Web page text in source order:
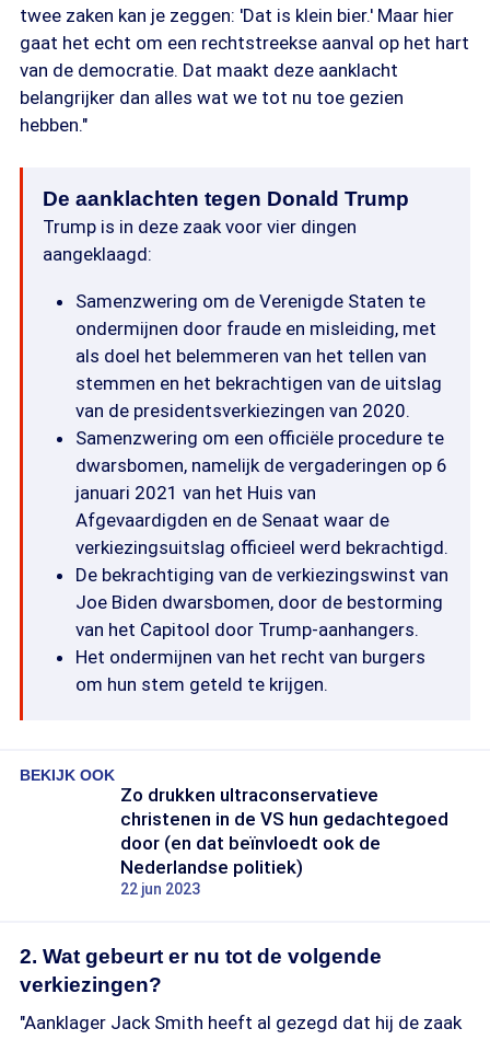
twee zaken kan je zeggen: 'Dat is klein bier.' Maar hier
gaat het echt om een rechtstreekse aanval op het hart
van de democratie. Dat maakt deze aanklacht
belangrijker dan alles wat we tot nu toe gezien
hebben."
De aanklachten tegen Donald Trump
Trump is in deze zaak voor vier dingen
aangeklaagd:
Samenzwering om de Verenigde Staten te
ondermijnen door fraude en misleiding, met
als doel het belemmeren van het tellen van
stemmen en het bekrachtigen van de uitslag
van de presidentsverkiezingen van 2020.
Samenzwering om een officiële procedure te
dwarsbomen, namelijk de vergaderingen op 6
januari 2021 van het Huis van
Afgevaardigden en de Senaat waar de
verkiezingsuitslag officieel werd bekrachtigd.
De bekrachtiging van de verkiezingswinst van
Joe Biden dwarsbomen, door de bestorming
van het Capitool door Trump-aanhangers.
Het ondermijnen van het recht van burgers
om hun stem geteld te krijgen.
BEKIJK OOK
Zo drukken ultraconservatieve
christenen in de VS hun gedachtegoed
door (en dat beïnvloedt ook de
Nederlandse politiek)
22 jun 2023
2. Wat gebeurt er nu tot de volgende
verkiezingen?
"Aanklager Jack Smith heeft al gezegd dat hij de zaak